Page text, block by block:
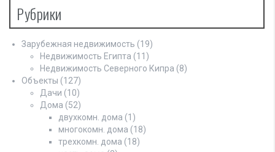
Рубрики
Зарубежная недвижимость (19)
Недвижимость Египта (11)
Недвижимость Северного Кипра (8)
Объекты (127)
Дачи (10)
Дома (52)
двухкомн. дома (1)
многокомн. дома (18)
трехкомн. дома (18)